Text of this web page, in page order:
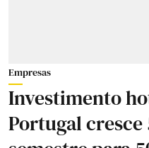
Empresas
Investimento
Portugal cresce